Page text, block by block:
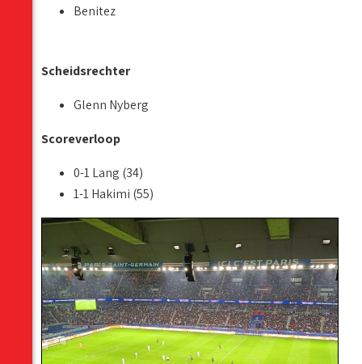
Benitez
Scheidsrechter
Glenn Nyberg
Scoreverloop
0-1 Lang (34)
1-1 Hakimi (55)